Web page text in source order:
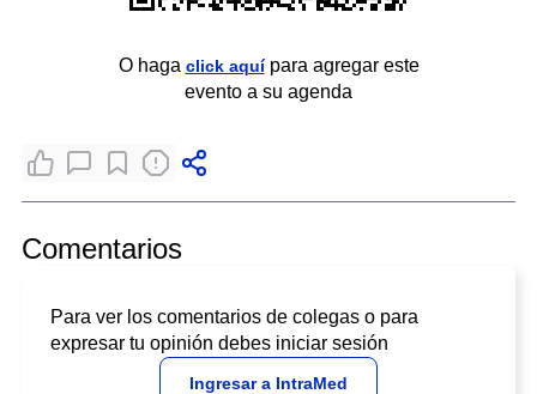
O haga click aquípara agregar este
evento a su agenda
Comentarios
Para ver los comentarios de colegas o para
expresar tu opinión debes iniciar sesión
Ingresar a IntraMed